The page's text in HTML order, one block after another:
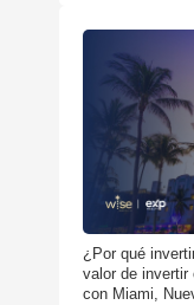
¿Por qué
valor de invertir
con Miami,